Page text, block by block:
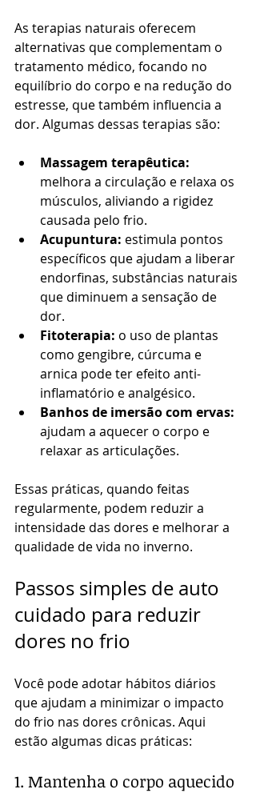
As terapias naturais oferecem
alternativas que complementam o
tratamento médico, focando no
equilíbrio do corpo e na redução do
estresse, que também influencia a
dor. Algumas dessas terapias são:
Massagem terapêutica:
melhora a circulação e relaxa os
músculos, aliviando a rigidez
causada pelo frio.
Acupuntura: estimula pontos
específicos que ajudam a liberar
endorfinas, substâncias naturais
que diminuem a sensação de
dor.
Fitoterapia: o uso de plantas
como gengibre, cúrcuma e
arnica pode ter efeito anti-
inflamatório e analgésico.
Banhos de imersão com ervas:
ajudam a aquecer o corpo e
relaxar as articulações.
Essas práticas, quando feitas
regularmente, podem reduzir a
intensidade das dores e melhorar a
qualidade de vida no inverno.
Passos simples de auto
cuidado para reduzir
dores no frio
Você pode adotar hábitos diários
que ajudam a minimizar o impacto
do frio nas dores crônicas. Aqui
estão algumas dicas práticas:
1. Mantenha o corpo aquecido